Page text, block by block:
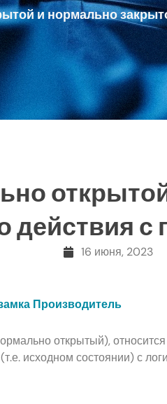
и нормально
действия
16 июня, 2023
Производитель
открытый),
исходном состоянии) с